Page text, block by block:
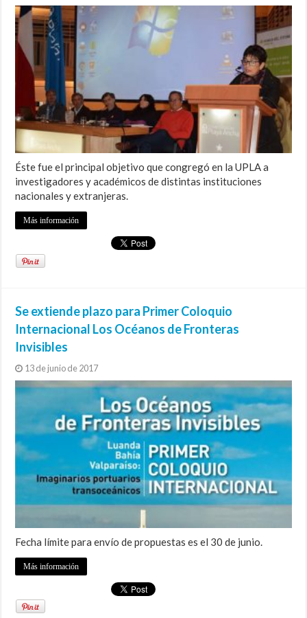
Éste fue el principal objetivo que congregó en la UPLA a
investigadores y académicos de distintas instituciones
nacionales y extranjeras.
Más información
Se extiende plazo para Primer Coloquio
Internacional Los Océanos de Fronteras
Invisibles
13 de junio de 2017
Fecha límite para envío de propuestas es el 30 de junio.
Más información